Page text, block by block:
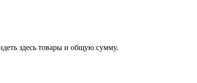
здесь товары и общую сумму.